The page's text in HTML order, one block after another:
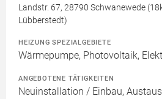
Landstr. 67, 28790 Schwanewede
Lübberstedt)
HEIZUNG SPEZIALGEBIETE
Wärmepumpe, Photovoltaik,
ANGEBOTENE TÄTIGKEITEN
Neuinstallation / Einbau,